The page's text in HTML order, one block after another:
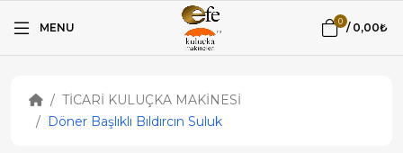
MENU 0 / 0,00₺
TİCARİ KULUÇKA MAKİNESİ
Döner Başlıklı Bıldırcın Suluk